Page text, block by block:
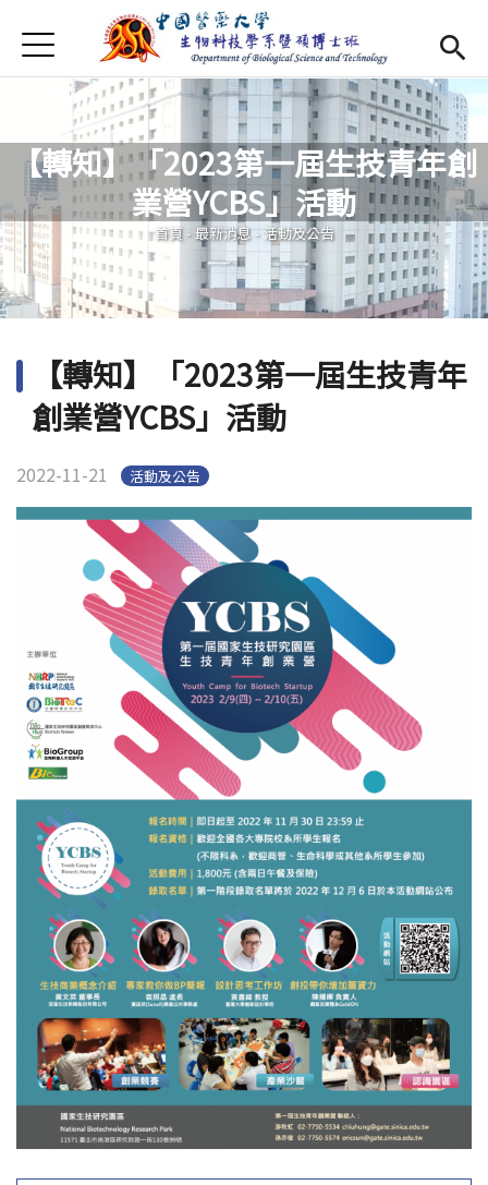
首頁
最新消息
Open submenu (系所介紹)
系所介紹
Open
師資
Open submenu (特色研究)
特色研究
Open submenu (學生專區)
學生專區
招生資訊
Jump to Navigation
Jump to Main content
【轉知】「2023第一屆生技青年創
業營YCBS」活動
您在這裡
首頁 -最新消息 - 活動及公告
【轉知】「2023第一屆生技青年
創業營YCBS」活動
2022-11-21 活動及公告